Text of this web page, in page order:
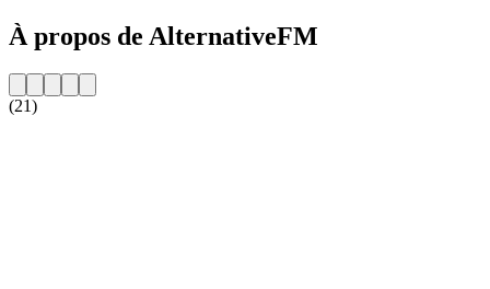
À propos de AlternativeFM
(21)